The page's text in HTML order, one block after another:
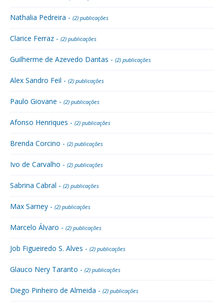
Nathalia Pedreira - (2) publicações
Clarice Ferraz - (2) publicações
Guilherme de Azevedo Dantas - (2) publicações
Alex Sandro Feil - (2) publicações
Paulo Giovane - (2) publicações
Afonso Henriques - (2) publicações
Brenda Corcino - (2) publicações
Ivo de Carvalho - (2) publicações
Sabrina Cabral - (2) publicações
Max Sarney - (2) publicações
Marcelo Álvaro - (2) publicações
Job Figueiredo S. Alves - (2) publicações
Glauco Nery Taranto - (2) publicações
Diego Pinheiro de Almeida - (2) publicações